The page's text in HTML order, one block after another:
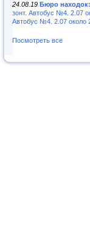
24.08.19 Бюро
зонт. Автобус №4. 2.07
Автобус №4. 2.07 около
Посмотреть все